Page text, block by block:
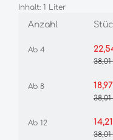
Inhalt: 1 Liter
Anzahl
Ab 4
Ab 8
Ab 12